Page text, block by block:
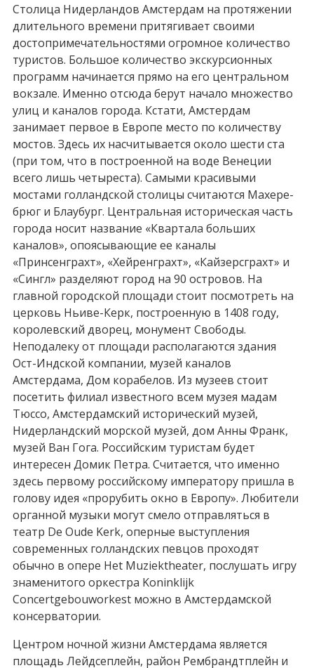
Столица Нидерландов Амстердам на протяжении
длительного времени притягивает своими
достопримечательностями огромное количество
туристов. Большое количество экскурсионных
программ начинается прямо на его центральном
вокзале. Именно отсюда берут начало множество
улиц и каналов города. Кстати, Амстердам
занимает первое в Европе место по количеству
мостов. Здесь их насчитывается около шести ста
(при том, что в построенной на воде Венеции
всего лишь четыреста). Самыми красивыми
мостами голландской столицы считаются Махере-
брюг и Блаубург. Центральная историческая часть
города носит название «Квартала больших
каналов», опоясывающие ее каналы
«Принсенграхт», «Хейренграхт», «Кайзерсграхт» и
«Сингл» разделяют город на 90 островов. На
главной городской площади стоит посмотреть на
церковь Ньиве-Керк, построенную в 1408 году,
королевский дворец, монумент Свободы.
Неподалеку от площади располагаются здания
Ост-Индской компании, музей каналов
Амстердама, Дом корабелов. Из музеев стоит
посетить филиал известного всем музея мадам
Тюссо, Амстердамский исторический музей,
Нидерландский морской музей, дом Анны Франк,
музей Ван Гога. Российским туристам будет
интересен Домик Петра. Считается, что именно
здесь первому российскому императору пришла в
голову идея «прорубить окно в Европу». Любители
органной музыки могут смело отправляться в
театр De Oude Kerk, оперные выступления
современных голландских певцов проходят
обычно в опере Het Muziektheater, послушать игру
знаменитого оркестра Koninklijk
Concertgebouworkest можно в Амстердамской
консерватории.
Центром ночной жизни Амстердама является
площадь Лейдсеплейн, район Рембрандтплейн и